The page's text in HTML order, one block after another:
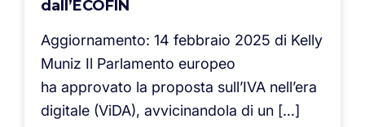
dall’ECOFIN
Aggiornamento: 14 febbraio 2025 di Kelly
Muniz Il Parlamento europeo
ha approvato la proposta sull’IVA nell’era
digitale (ViDA), avvicinandola di un […]